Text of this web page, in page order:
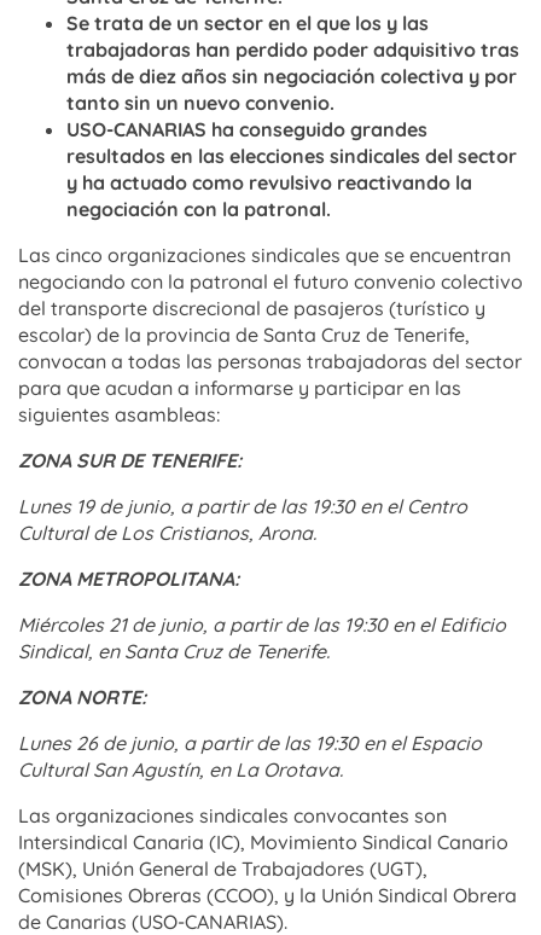
Se trata de un sector en el que los y las
trabajadoras han perdido poder adquisitivo tras
más de diez años sin negociación colectiva y por
tanto sin un nuevo convenio.
USO-CANARIAS ha conseguido grandes
resultados en las elecciones sindicales del sector
y ha actuado como revulsivo reactivando la
negociación con la patronal.
Las cinco organizaciones sindicales que se encuentran
negociando con la patronal el futuro convenio colectivo
del transporte discrecional de pasajeros (turístico y
escolar) de la provincia de Santa Cruz de Tenerife,
convocan a todas las personas trabajadoras del sector
para que acudan a informarse y participar en las
siguientes asambleas:
ZONA SUR DE TENERIFE:
Lunes 19 de junio, a partir de las 19:30 en el Centro
Cultural de Los Cristianos, Arona.
ZONA METROPOLITANA:
Miércoles 21 de junio, a partir de las 19:30 en el Edificio
Sindical, en Santa Cruz de Tenerife.
ZONA NORTE:
Lunes 26 de junio, a partir de las 19:30 en el Espacio
Cultural San Agustín, en La Orotava.
Las organizaciones sindicales convocantes son
Intersindical Canaria (IC), Movimiento Sindical Canario
(MSK), Unión General de Trabajadores (UGT),
Comisiones Obreras (CCOO), y la Unión Sindical Obrera
de Canarias (USO-CANARIAS).